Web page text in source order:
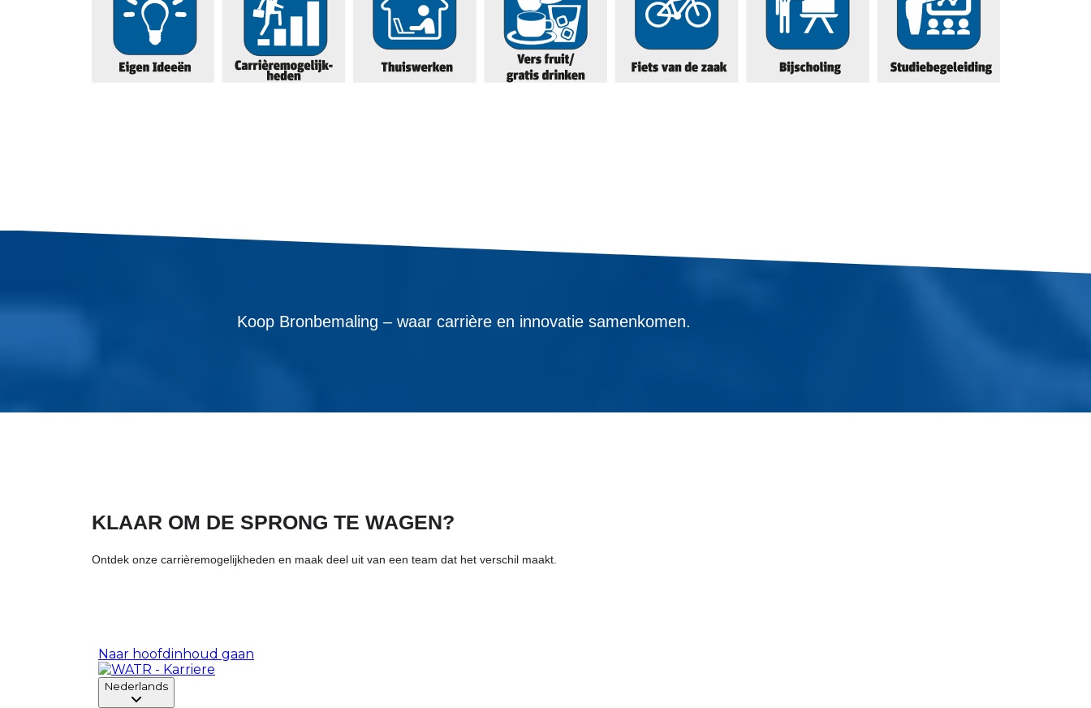
Koop Bronbemaling – waar carrière en innovatie samenkomen.
KLAAR OM DE SPRONG TE WAGEN?
Ontdek onze carrièremogelijkheden en maak deel uit van een team dat het verschil maakt.